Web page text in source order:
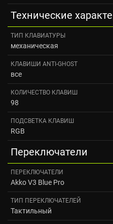
Технические
ТИП КЛАВИАТУРЫ
механическая
КЛАВИШИ ANTI-GHOST
все
КОЛИЧЕСТВО КЛАВИШ
98
ПОДСВЕТКА КЛАВИШ
RGB
Переключатели
ПЕРЕКЛЮЧАТЕЛИ
Akko V3 Blue Pro
ТИП ПЕРЕКЛЮЧАТЕЛЕЙ
Тактильный